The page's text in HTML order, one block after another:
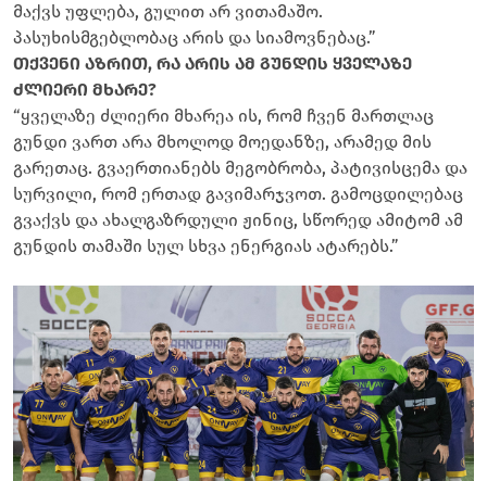
მაქვს უფლება, გულით არ ვითამაშო.
პასუხისმგებლობაც არის და სიამოვნებაც.”
თქვენი აზრით, რა არის ამ გუნდის ყველაზე
ძლიერი მხარე?
“ყველაზე ძლიერი მხარეა ის, რომ ჩვენ მართლაც
გუნდი ვართ არა მხოლოდ მოედანზე, არამედ მის
გარეთაც. გვაერთიანებს მეგობრობა, პატივისცემა და
სურვილი, რომ ერთად გავიმარჯვოთ. გამოცდილებაც
გვაქვს და ახალგაზრდული ჟინიც, სწორედ ამიტომ ამ
გუნდის თამაში სულ სხვა ენერგიას ატარებს.”